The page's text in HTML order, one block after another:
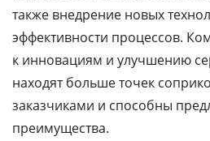
также внедрение новых
эффективности процессов.
к инновациям и улучшению
находят больше точек
заказчиками и способны
преимущества.